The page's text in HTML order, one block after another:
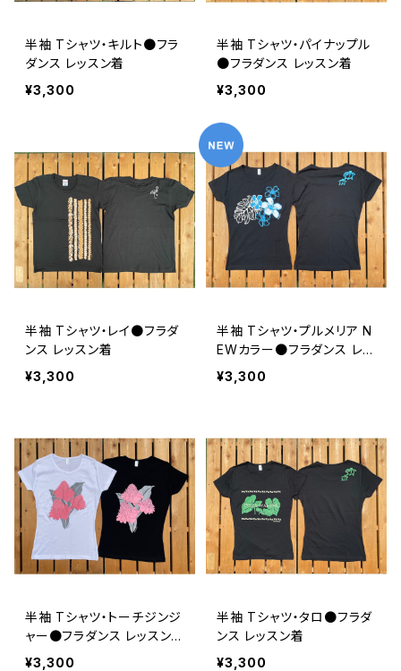
半袖 Tシャツ・キルト●フラ
ダンス レッスン着
¥3,300
半袖 Tシャツ・パイナップル
●フラダンス レッスン着
¥3,300
半袖 Tシャツ・レイ●フラダ
ンス レッスン着
¥3,300
半袖 Tシャツ・プルメリア N
EWカラー●フラダンス レッ
スン着
¥3,300
半袖 Tシャツ・トーチジンジ
ャー●フラダンス レッスン
着
¥3,300
半袖 Tシャツ・タロ●フラダ
ンス レッスン着
¥3,300